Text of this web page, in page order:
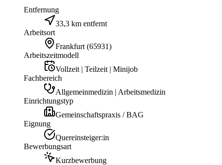
Entfernung
33,3 km entfernt
Arbeitsort
Frankfurt (65931)
Arbeitszeitmodell
Vollzeit | Teilzeit | Minijob
Fachbereich
Allgemeinmedizin | Arbeitsmedizin
Einrichtungstyp
Gemeinschaftspraxis / BAG
Eignung
Quereinsteiger:in
Bewerbungsart
Kurzbewerbung